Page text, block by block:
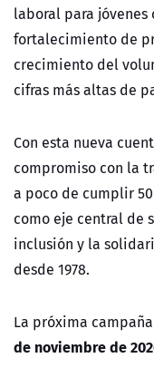
laboral para
fortalecimiento de
crecimiento del
cifras más altas de
Con esta nueva
compromiso con la
a poco de cumplir
como eje central de
inclusión y la
desde 1978.
La próxima
de noviembre de